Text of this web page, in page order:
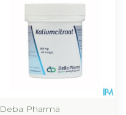
Deba Pharma